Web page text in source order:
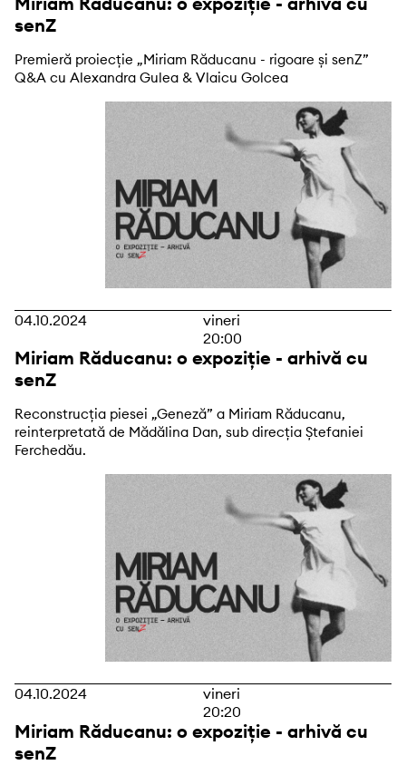
senZ
Premieră proiecție „Miriam Răducanu - rigoare și senZ”
Q&A cu Alexandra Gulea & Vlaicu Golcea
04.10.2024
vineri
20:00
Miriam Răducanu: o expoziție - arhivă cu
senZ
Reconstrucția piesei „Geneză” a Miriam Răducanu,
reinterpretată de Mădălina Dan, sub direcția Ștefaniei
Ferchedău.
04.10.2024
vineri
20:20
Miriam Răducanu: o expoziție - arhivă cu
senZ